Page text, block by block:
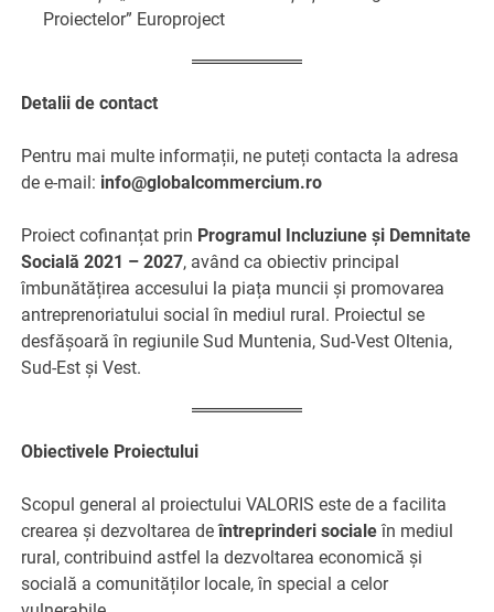
Proiectelor” Europroject
Detalii de contact
Pentru mai multe informații, ne puteți contacta la adresa
de e-mail: info@globalcommercium.ro
Proiect cofinanțat prin Programul Incluziune și Demnitate
Socială 2021 – 2027, având ca obiectiv principal
îmbunătățirea accesului la piața muncii și promovarea
antreprenoriatului social în mediul rural. Proiectul se
desfășoară în regiunile Sud Muntenia, Sud-Vest Oltenia,
Sud-Est și Vest.
Obiectivele Proiectului
Scopul general al proiectului VALORIS este de a facilita
crearea și dezvoltarea deîntreprinderi sociale în mediul
rural, contribuind astfel la dezvoltarea economică și
socială a comunităților locale, în special a celor